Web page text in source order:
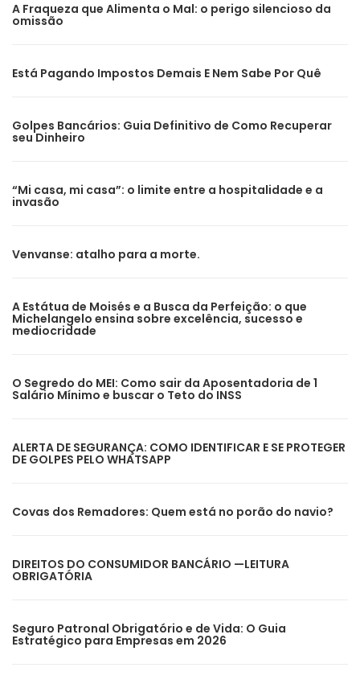
A Fraqueza que Alimenta o Mal: o perigo silencioso da
omissão
Está Pagando Impostos Demais E Nem Sabe Por Quê
Golpes Bancários: Guia Definitivo de Como Recuperar
seu Dinheiro
“Mi casa, mi casa”: o limite entre a hospitalidade e a
invasão
Venvanse: atalho para a morte.
A Estátua de Moisés e a Busca da Perfeição: o que
Michelangelo ensina sobre excelência, sucesso e
mediocridade
O Segredo do MEI: Como sair da Aposentadoria de 1
Salário Mínimo e buscar o Teto do INSS
ALERTA DE SEGURANÇA: COMO IDENTIFICAR E SE PROTEGER
DE GOLPES PELO WHATSAPP
Covas dos Remadores: Quem está no porão do navio?
DIREITOS DO CONSUMIDOR BANCÁRIO —LEITURA
OBRIGATÓRIA
Seguro Patronal Obrigatório e de Vida: O Guia
Estratégico para Empresas em 2026